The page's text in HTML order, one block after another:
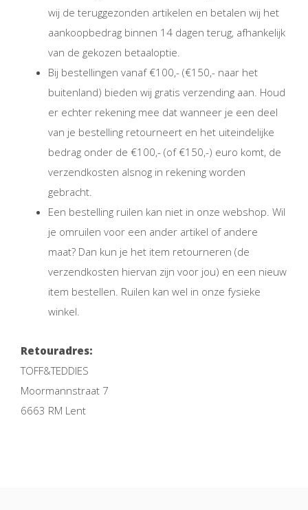
wij de teruggezonden artikelen en betalen wij het
aankoopbedrag binnen 14 dagen terug, afhankelijk
van de gekozen betaaloptie.
Bij bestellingen vanaf €100,- (€150,- naar het
buitenland) bieden wij gratis verzending aan. Houd
er echter rekening mee dat wanneer je een deel
van je bestelling retourneert en het uiteindelijke
bedrag onder de €100,- (of €150,-) euro komt, de
verzendkosten alsnog in rekening worden
gebracht.
Een bestelling ruilen kan niet in onze webshop. Wil
je omruilen voor een ander artikel of andere
maat? Dan kun je het item retourneren (de
verzendkosten hiervan zijn voor jou) en een nieuw
item bestellen. Ruilen kan wel in onze fysieke
winkel.
Retouradres:
TOFF&TEDDIES
Moormannstraat 7
6663 RM Lent